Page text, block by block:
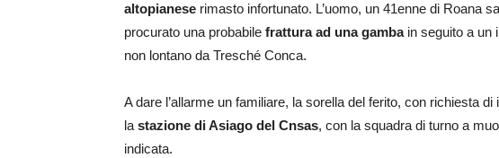
altopianese rimasto infortunato. L’uomo, un 41enne di Roana
procurato una probabile frattura ad una gambain seguito a un
non lontano da Tresché Conca.
A dare l’allarme un familiare, la sorella del ferito, con richiesta
la stazione di Asiago del Cnsas, con la squadra di turno a
indicata.